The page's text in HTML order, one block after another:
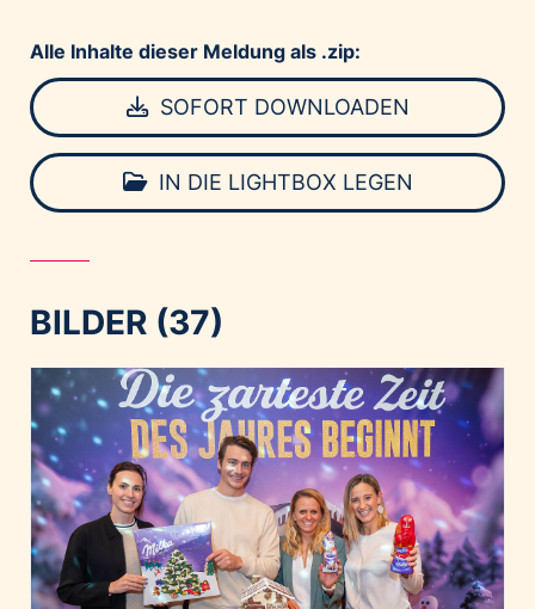
Alle Inhalte dieser Meldung als .zip:
SOFORT DOWNLOADEN
IN DIE LIGHTBOX LEGEN
BILDER (37)